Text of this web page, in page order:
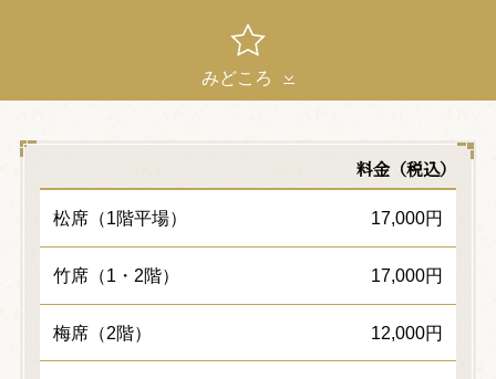
みどころ
料金（税込）
松席（1階平場） 17,000円
竹席（1・2階） 17,000円
梅席（2階） 12,000円